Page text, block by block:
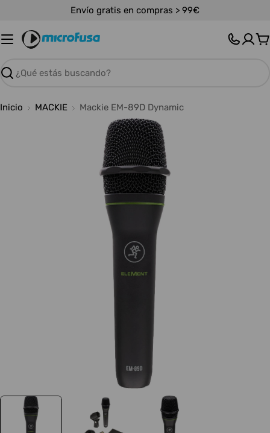
contenido
Envío gratis en compras > 99€
Buscar
Inicio MACKIE Mackie EM-89D Dynamic